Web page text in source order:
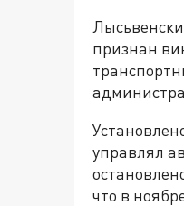
признан
управлял
что в